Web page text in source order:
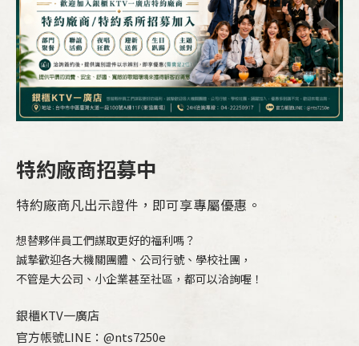
特約廠商招募中
特約廠商凡出示證件，即可享專屬優惠。
想替夥伴員工們謀取更好的福利嗎？
誠摯歡迎各大機關團體、公司行號、學校社團，
不管是大公司、小企業甚至社區，都可以洽詢喔！
銀櫃KTV一廣店
官方帳號LINE：@nts7250e